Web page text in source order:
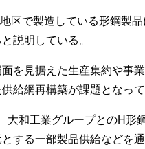
区で製造している形鋼製
説明している。
を見据えた生産集約や事
給網再構築が課題となって
大和工業グループとのH形
する一部製品供給などを